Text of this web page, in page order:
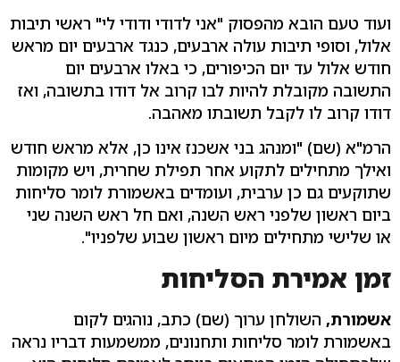
ועוד טעם הובא מהפסוק "אני לדודי ודודי לי" ראשי תיבות
אלול, וסופי תיבות עולה ארבעים, כנגד ארבעים יום מראש
חודש אלול עד יום הכיפורים, כי באלו ארבעים יום
התשובה מקובלת להיות לבו קרוב אל דודו בתשובה, ואז
דודו קרוב לו לקבל תשובתו מאהבה.
הרמ"א (שם) "ומנהג בני אשכנז אינו כן, אלא מראש חודש
ואילך מתחילים לתקוע אחר תפילת שחרית, ויש מקומות
שתוקעים גם כן ערבית, ועומדים באשמורת לומר סליחות
ביום ראשון שלפני ראש השנה, ואם חל ראש השנה שני
או שלישי מתחילים מיום ראשון שבוע שלפניו".
זמן אמירת הסליחות
אשמורת, השולחן ערוך (שם) כתב, נוהגים לקום
באשמורת לומר סליחות ותחנונים, ממשמעות דבריו נראה